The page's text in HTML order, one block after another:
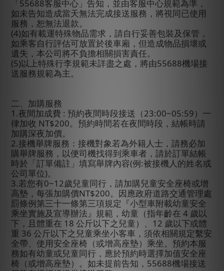
「55688客服中心」告知，並由客服中心規範為準，
如未告知造成當天無法完成接送服務，將視同已使用
服務，恕無法退款。
(4)如有載運特殊物品需求，請自行妥善包裝及保管，
如乘客自行評估可放置於後車廂，但造成物品損壞或
遺失，本公司將不負擔相關損害責任。
(5)以上特殊行李規範未詳盡之處，將由55688機場接
送服務規範為主。
二、加購服務
1.夜間加成費 : 預約夜間時段接送（23:00~05:59）一
律加收 NT$200。預約時間若在夜間時段，結帳時請
加購深夜加價。
2.接機舉牌服務：接機對象若為外籍人士，請務必加
購舉牌服務，以便司機找得到乘車者，請於訂單結帳
時於「訂單備註」填寫舉牌內容(例:被接機人的姓名或
公司單位)。
3.若您有0~12歲兒童同行，請加購兒童安全座椅或增
高墊，每張加購價NT$200。因應政府道路交通管理處
罰條例第三十一條第三項規定『小型車附載幼童安全
乘坐實施及宣導辦法』規範，幼童（指年齡在 4 歲以
下，且體重在 18 公斤以下之兒童）、 12 歲以下或體
重 36 公斤以下之兒童乘坐小客車，須依相關規定繫安
全帶、使用安全座椅（或增高座墊）乘坐。預約本服
務如有幼童或兒童同行，應於預約時選擇加值安全座
椅（或增高座墊）。如未提前告知， 55688機場接送